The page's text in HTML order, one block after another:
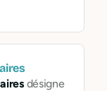
désigne